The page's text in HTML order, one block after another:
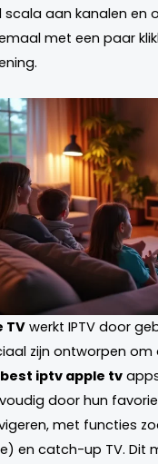
scala aan kanalen en
met een paar
TV werkt IPTV door
zijn ontworpen om
best iptv apple tv
door hun
met functies
en catch-up TV. Dit